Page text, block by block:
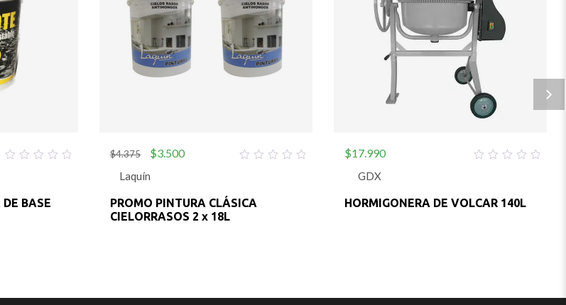
5
BASE
5
$4.375 $3.500
Laquín
PROMO PINTURA CLÁSICA
CIELORRASOS 2 x 18L
5
$17.990
GDX
HORMIGONERA DE VOLCAR 140L